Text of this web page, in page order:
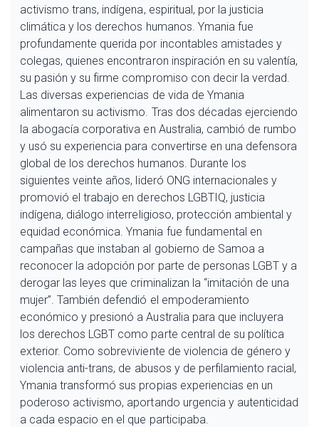
activismo trans, indígena, espiritual, por la justicia
climática y los derechos humanos. Ymania fue
profundamente querida por incontables amistades y
colegas, quienes encontraron inspiración en su valentía,
su pasión y su firme compromiso con decir la verdad.
Las diversas experiencias de vida de Ymania
alimentaron su activismo. Tras dos décadas ejerciendo
la abogacía corporativa en Australia, cambió de rumbo
y usó su experiencia para convertirse en una defensora
global de los derechos humanos. Durante los
siguientes veinte años, lideró ONG internacionales y
promovió el trabajo en derechos LGBTIQ, justicia
indígena, diálogo interreligioso, protección ambiental y
equidad económica. Ymania fue fundamental en
campañas que instaban al gobierno de Samoa a
reconocer la adopción por parte de personas LGBT y a
derogar las leyes que criminalizan la “imitación de una
mujer”. También defendió el empoderamiento
económico y presionó a Australia para que incluyera
los derechos LGBT como parte central de su política
exterior. Como sobreviviente de violencia de género y
violencia anti-trans, de abusos y de perfilamiento racial,
Ymania transformó sus propias experiencias en un
poderoso activismo, aportando urgencia y autenticidad
a cada espacio en el que participaba.